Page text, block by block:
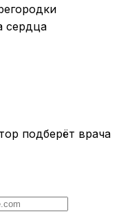
сердца
подберёт врача